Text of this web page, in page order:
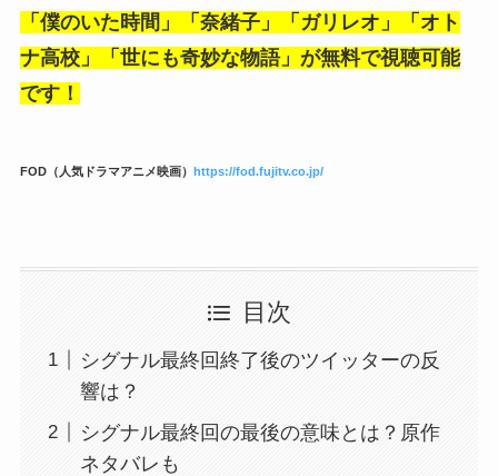
「僕のいた時間」「奈緒子」「ガリレオ」「オト
ナ高校」「世にも奇妙な物語」が無料で視聴可能
です！
FOD（人気ドラマアニメ映画） https://fod.fujitv.co.jp/
目次
シグナル最終回終了後のツイッターの反
響は？
シグナル最終回の最後の意味とは？原作
ネタバレも